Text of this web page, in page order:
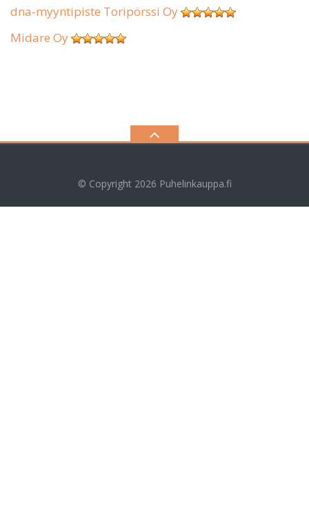
dna-myyntipiste Toripörssi Oy
Midare Oy
© Copyright 2026 Puhelinkauppa.fi